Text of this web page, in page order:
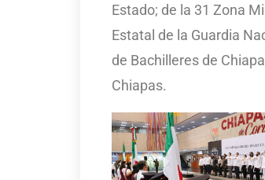
Estado; de la 31 Zona
Estatal de la Guardia
de Bachilleres de
Chiapas.